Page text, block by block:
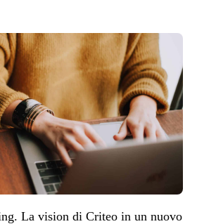
La vision di Criteo in un nuovo